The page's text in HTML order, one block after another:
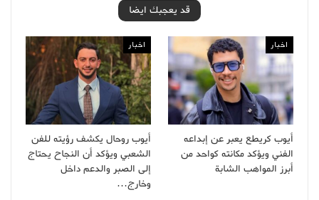
قد يعجبك ايضا
اخبار
أيوب كريطع يعبر عن إبداعه
الفني ويؤكد مكانته كواحد من
أبرز المواهب الشابة
اخبار
أيوب روحال يكشف رؤيته للفن
الشعبي ويؤكد أن النجاح يحتاج
إلى الصبر والدعم داخل
وخارج…